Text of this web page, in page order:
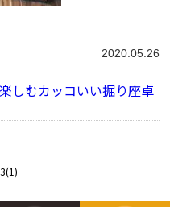
2020.05.26
しむカッコいい掘り座卓